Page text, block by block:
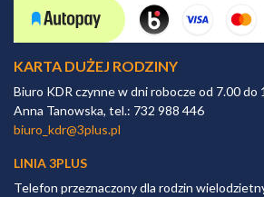
KARTA DUŻEJ RODZINY
Biuro KDR czynne w dni robocze od 7.00 do
Anna Tanowska, tel.: 732 988 446
biuro_kdr@3plus.pl
LINIA 3PLUS
Telefon przeznaczony dla rodzin